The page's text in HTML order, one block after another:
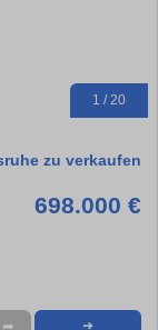
1 / 20
zu verkaufen
698.000 €
➦ ➜